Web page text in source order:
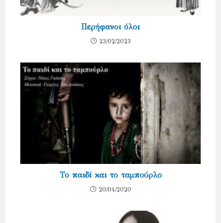
Περήφανοι όλοι
23/02/2023
Το παιδί και το ταμπούρλο
20/04/2020